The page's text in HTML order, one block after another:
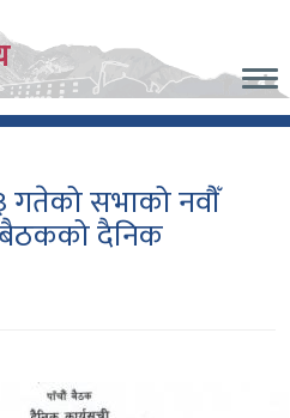
गतेको सभाको नवौँ
दैनिक